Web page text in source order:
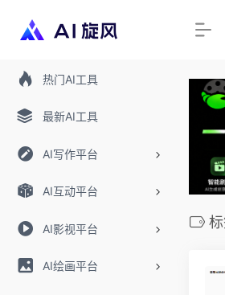
热门AI工具
最新AI工具
AI写作平台
AI互动平台
AI影视平台
AI绘画平台